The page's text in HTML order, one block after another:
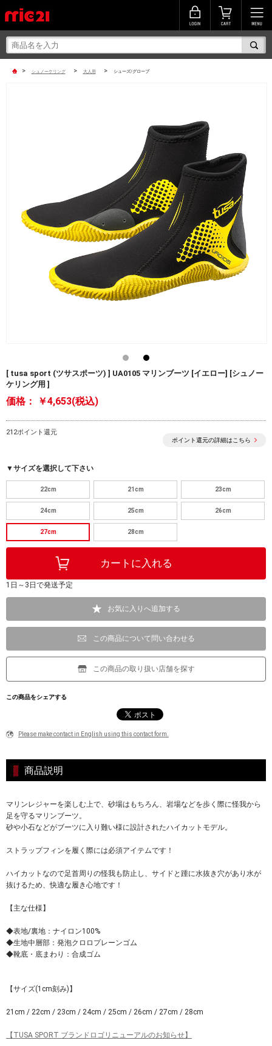
> シュノーケリング > 大人用 > シューズ/グローブ
[ tusa sport (ツサスポーツ) ] UA0105 マリンブーツ [イエロー] [シュノー
ケリング用 ]
価格： ￥4,653(税込)
212ポイント還元
ポイント還元の詳細はこちら
▼サイズを選択して下さい
22cm 21cm 23cm
24cm 25cm 26cm
27cm 28cm
1日～3日で発送予定
お気に入りへ追加する
この商品について問い合わせる
この商品の取り扱い店舗を探す
この商品をシェアする
Please make contact in English using this contact form.
商品説明
マリンレジャーを楽しむ上で、砂場はもちろん、岩場などを歩く際に怪我から
足を守るマリンブーツ。
砂や小石などがブーツに入り難い様に設計されたハイカットモデル。
ストラップフィンを履く際には必須アイテムです！
ハイカットなので足首周りの怪我も防止し、サイドと踵に水抜き穴があり水が
抜けるため、快適な履き心地です！
【主な仕様】
◆表地/裏地：ナイロン100%
◆生地中層部：発泡クロロプレーンゴム
◆靴底・底まわり：合成ゴム
【サイズ(1cm刻み)】
21cm / 22cm / 23cm / 24cm / 25cm / 26cm / 27cm / 28cm
【TUSA SPORT ブランドロゴリニューアルのお知らせ】